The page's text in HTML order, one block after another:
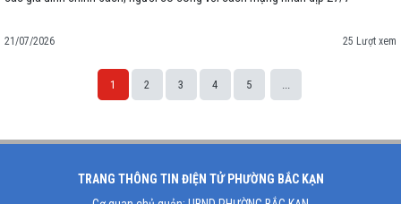
21/07/2026 25 Lượt xem
1 2 3 4 5 ...
TRANG THÔNG TIN ĐIỆN TỬ PHƯỜNG BẮC KẠN